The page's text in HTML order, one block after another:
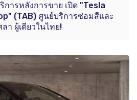
การหลังการขาย เปิด "Tesla
(TAB) ศูนย์บริการซ่อมสีและ
า ผู้เดียวในไทย!